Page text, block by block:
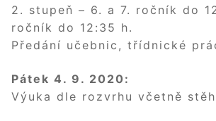
2. stupeň – 6. a 7. ročník do
ročník do 12:35 h.
Předání učebnic, třídnické
Pátek 4. 9. 2020:
Výuka dle rozvrhu včetně